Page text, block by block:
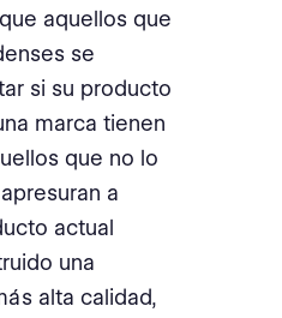
aquellos que
se
si su producto
marca tienen
que no lo
a
actual
una
alta calidad,